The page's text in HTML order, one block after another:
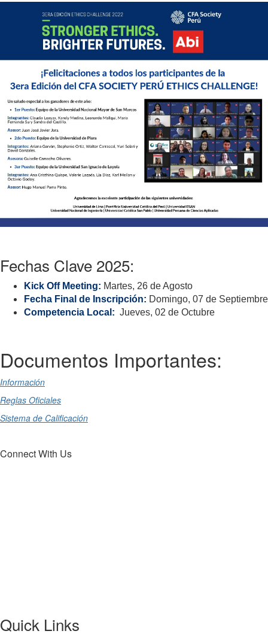
Fechas Clave 2025:
Kick Off Meeting: Martes, 26 de Agosto
Fecha Final de Inscripción: Domingo, 07 de Septiembre
Competencia Local: Jueves, 02 de Octubre
Documentos Importantes:
Información
Reglas Oficiales
Sistema de Calificación
Connect With Us
Quick Links